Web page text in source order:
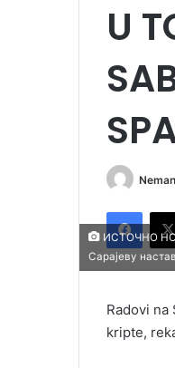
U
ИСТОЧНО
Сарајеву
Radovi
kripte,